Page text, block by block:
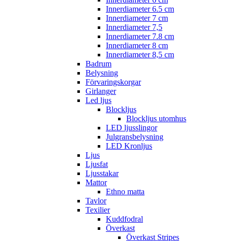
Innerdiameter 6.5 cm
Innerdiameter 7 cm
Innerdiameter 7,5
Innerdiameter 7.8 cm
Innerdiameter 8 cm
Innerdiameter 8,5 cm
Badrum
Belysning
Förvaringskorgar
Girlanger
Led ljus
Blockljus
Blockljus utomhus
LED ljusslingor
Julgransbelysning
LED Kronljus
Ljus
Ljusfat
Ljusstakar
Mattor
Ethno matta
Tavlor
Texilier
Kuddfodral
Överkast
Överkast Stripes